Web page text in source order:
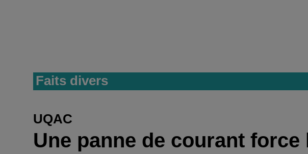
Faits divers
UQAC
Une panne de courant force